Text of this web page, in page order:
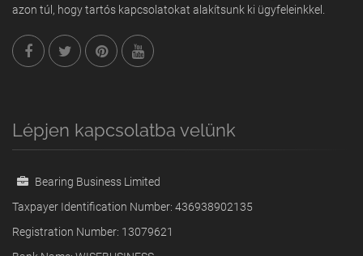
azon túl, hogy tartós kapcsolatokat alakítsunk ki ügyfeleinkkel.
Lépjen kapcsolatba velünk
Bearing Business Limited
Taxpayer Identification Number: 436938902135
Registration Number: 13079621